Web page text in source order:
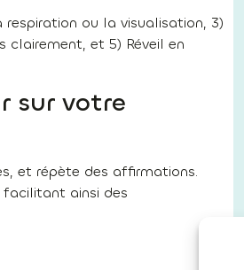
ou la visualisation, 3)
clairement, et 5) Réveil en
sur votre
et répète des affirmations.
facilitant ainsi des